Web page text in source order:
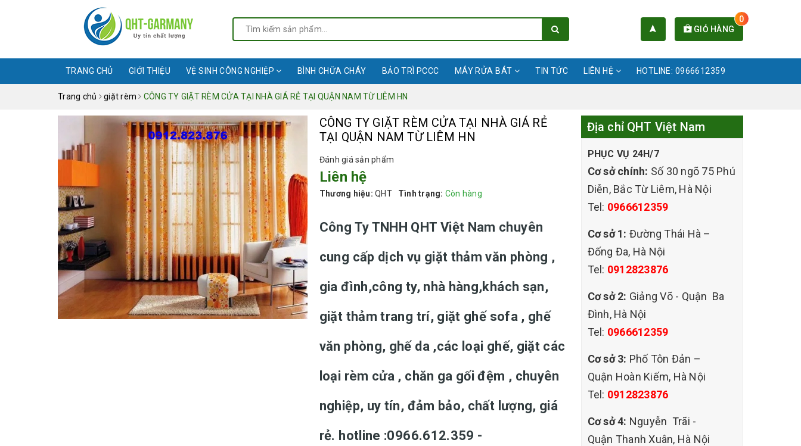
GIỎ HÀNG
0
TRANG CHỦ GIỚI THIỆU VỆ SINH CÔNG NGHIỆP BÌNH CHỮA CHÁY BẢO TRÌ PCCC MÁY RỬA BÁT TIN TỨC LIÊN HỆ HOTLINE: 0966612359
Trang chủ giặt rèm CÔNG TY GIẶT RÈM CỬA TẠI NHÀ GIÁ RẺ TẠI QUẬN NAM TỪ LIÊM HN
CÔNG TY GIẶT RÈM CỬA TẠI NHÀ GIÁ RẺ
TẠI QUẬN NAM TỪ LIÊM HN
Đánh giá sản phẩm
Liên hệ
Thương hiệu: QHT Tình trạng: Còn hàng
Công Ty TNHH QHT Việt Nam chuyên
cung cấp dịch vụ giặt thảm văn phòng ,
gia đình,công ty, nhà hàng,khách sạn,
giặt thảm trang trí, giặt ghế sofa , ghế
văn phòng, ghế da ,các loại ghế, giặt các
loại rèm cửa , chăn ga gối đệm , chuyên
nghiệp, uy tín, đảm bảo, chất lượng, giá
rẻ. hotline :0966.612.359 -
Địa chỉ QHT Việt Nam
PHỤC VỤ 24H/7
Cơ sở chính: Số 30 ngõ 75 Phú
Diễn, Bắc Từ Liêm, Hà Nội
Tel: 0966612359
Cơ sở 1: Đường Thái Hà –
Đống Đa, Hà Nội
Tel: 0912823876
Cơ sở 2: Giảng Võ - Quận Ba
Đình, Hà Nội
Tel: 0966612359
Cơ sở 3: Phố Tôn Đản –
Quận Hoàn Kiếm, Hà Nội
Tel: 0912823876
Cơ sở 4: Nguyễn Trãi -
Quận Thanh Xuân, Hà Nội